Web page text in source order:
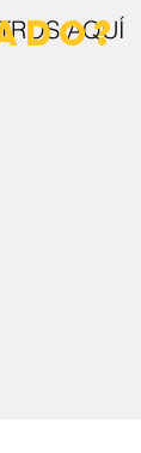
AQUÍ